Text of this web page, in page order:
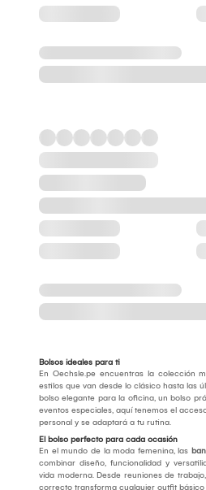
Bolsos ideales para ti
En Oechsle.pe encuentras la colección
estilos que van desde lo clásico hasta las
bolso elegante para la oficina, un bolso
eventos especiales, aquí tenemos el
personal y se adaptará a tu rutina.
El bolso perfecto para cada ocasión
En el mundo de la moda femenina, las
combinar diseño, funcionalidad y
vida moderna. Desde reuniones de
correcto transforma cualquier outfit básico